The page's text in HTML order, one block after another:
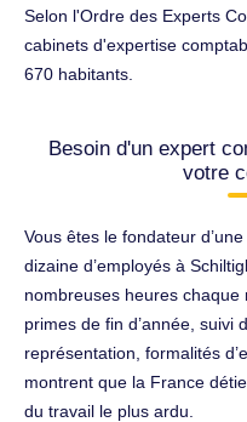
Selon l'Ordre des Experts
cabinets d'expertise
670 habitants.
Besoin d'un expert
votre
Vous êtes le fondateur
dizaine d’employés à
nombreuses heures
primes de fin d’année, suivi
représentation, formalités
montrent que la France
du travail le plus ardu.